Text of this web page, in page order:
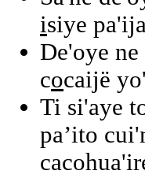
isiye
De'oye
cocaijë
Ti si'aye
pa’ito